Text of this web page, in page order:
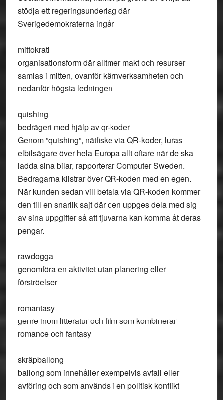
stödja ett regeringsunderlag där
Sverigedemokraterna ingår
mittokrati
organisationsform där alltmer makt och resurser
samlas i mitten, ovanför kärnverksamheten och
nedanför högsta ledningen
quishing
bedrägeri med hjälp av qr-koder
Genom ”quishing”, nätfiske via QR-koder, luras
elbilsägare över hela Europa allt oftare när de ska
ladda sina bilar, rapporterar Computer Sweden.
Bedragarna klistrar över QR-koden med en egen.
När kunden sedan vill betala via QR-koden kommer
den till en snarlik sajt där den uppges dela med sig
av sina uppgifter så att tjuvarna kan komma åt deras
pengar.
rawdogga
genomföra en aktivitet utan planering eller
förströelser
romantasy
genre inom litteratur och film som kombinerar
romance och fantasy
skräpballong
ballong som innehåller exempelvis avfall eller
avföring och som används i en politisk konflikt